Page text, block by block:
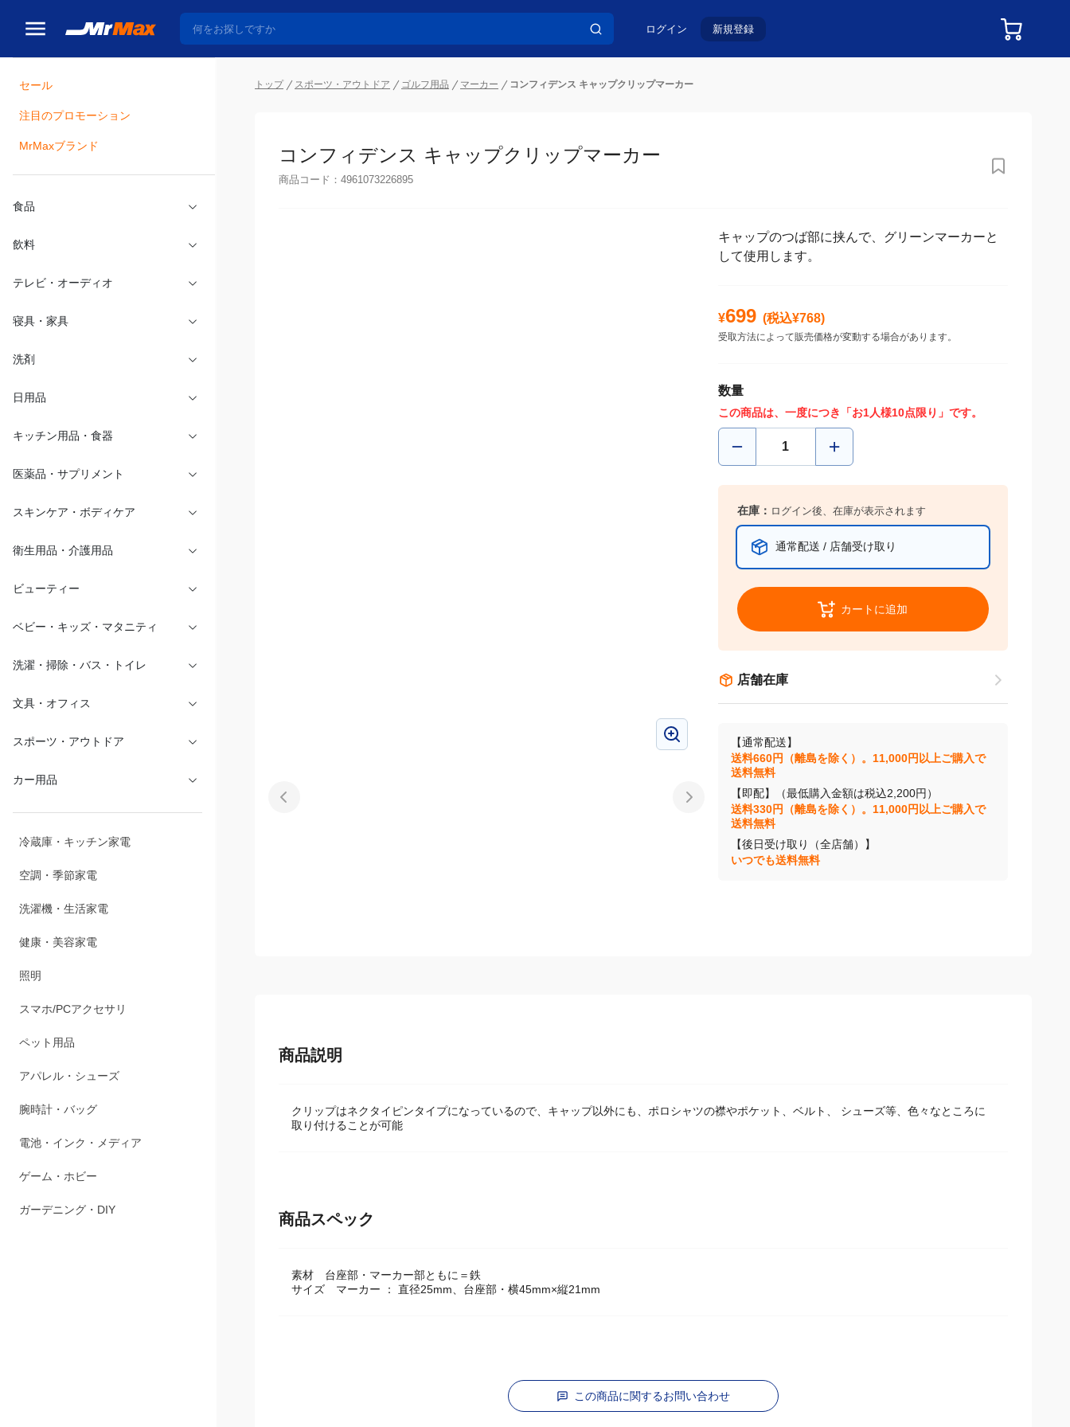
ログイン 新規登録
セール
注目のプロモーション
MrMaxブランド
食品
飲料
テレビ・オーディオ
寝具・家具
洗剤
日用品
キッチン用品・食器
医薬品・サプリメント
スキンケア・ボディケア
衛生用品・介護用品
ビューティー
ベビー・キッズ・マタニティ
洗濯・掃除・バス・トイレ
文具・オフィス
スポーツ・アウトドア
カー用品
冷蔵庫・キッチン家電
空調・季節家電
洗濯機・生活家電
健康・美容家電
照明
スマホ/PCアクセサリ
ペット用品
アパレル・シューズ
腕時計・バッグ
電池・インク・メディア
ゲーム・ホビー
ガーデニング・DIY
トップ スポーツ・アウトドア ゴルフ用品 マーカー コンフィデンス キャップクリップマーカー
コンフィデンス キャップクリップマーカー
商品コード： 4961073226895
キャップのつば部に挟んで、グリーンマーカーと
して使用します。
¥699 (税込¥768)
受取方法によって販売価格が変動する場合があります。
数量
この商品は、一度につき「お1人様10点限り」です。
在庫： ログイン後、在庫が表示されます
通常配送 / 店舗受け取り
カートに追加
店舗在庫
【通常配送】
送料660円（離島を除く）。11,000円以上ご購入で
送料無料
【即配】（最低購入金額は税込2,200円）
送料330円（離島を除く）。11,000円以上ご購入で
送料無料
【後日受け取り（全店舗）】
いつでも送料無料
商品説明
クリップはネクタイピンタイプになっているので、キャップ以外にも、ポロシャツの襟やポケット、ベルト、 シューズ等、色々なところに
取り付けることが可能
商品スペック
素材 台座部・マーカー部ともに＝鉄
サイズ マーカー ： 直径25mm、台座部・横45mm×縦21mm
この商品に関するお問い合わせ